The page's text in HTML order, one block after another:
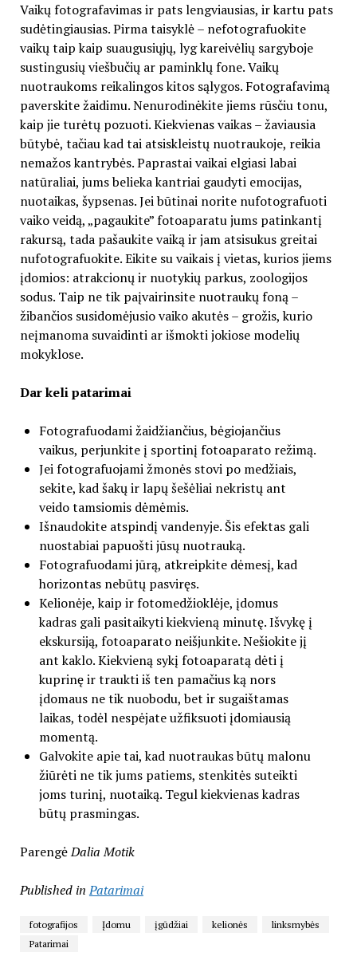
Vaikų fotografavimas ir pats lengviausias, ir kartu pats
sudėtingiausias. Pirma taisyklė – nefotografuokite
vaikų taip kaip suaugusiųjų, lyg kareivėlių sargyboje
sustingusių viešbučių ar paminklų fone. Vaikų
nuotraukoms reikalingos kitos sąlygos. Fotografavimą
paverskite žaidimu. Nenurodinėkite jiems rūsčiu tonu,
kaip jie turėtų pozuoti. Kiekvienas vaikas – žaviausia
būtybė, tačiau kad tai atsiskleistų nuotraukoje, reikia
nemažos kantrybės. Paprastai vaikai elgiasi labai
natūraliai, jums belieka kantriai gaudyti emocijas,
nuotaikas, šypsenas. Jei būtinai norite nufotografuoti
vaiko veidą, „pagaukite” fotoaparatu jums patinkantį
rakursą, tada pašaukite vaiką ir jam atsisukus greitai
nufotografuokite. Eikite su vaikais į vietas, kurios jiems
įdomios: atrakcionų ir nuotykių parkus, zoologijos
sodus. Taip ne tik paįvairinsite nuotraukų foną –
žibančios susidomėjusio vaiko akutės – grožis, kurio
neįmanoma suvaidinti ar išmokti jokiose modelių
mokyklose.
Dar keli patarimai
Fotografuodami žaidžiančius, bėgiojančius
vaikus, perjunkite į sportinį fotoaparato režimą.
Jei fotografuojami žmonės stovi po medžiais,
sekite, kad šakų ir lapų šešėliai nekristų ant
veido tamsiomis dėmėmis.
Išnaudokite atspindį vandenyje. Šis efektas gali
nuostabiai papuošti jūsų nuotrauką.
Fotografuodami jūrą, atkreipkite dėmesį, kad
horizontas nebūtų pasviręs.
Kelionėje, kaip ir fotomedžioklėje, įdomus
kadras gali pasitaikyti kiekvieną minutę. Išvykę į
ekskursiją, fotoaparato neišjunkite. Nešiokite jį
ant kaklo. Kiekvieną sykį fotoaparatą dėti į
kuprinę ir traukti iš ten pamačius ką nors
įdomaus ne tik nuobodu, bet ir sugaištamas
laikas, todėl nespėjate užfiksuoti įdomiausią
momentą.
Galvokite apie tai, kad nuotraukas būtų malonu
žiūrėti ne tik jums patiems, stenkitės suteikti
joms turinį, nuotaiką. Tegul kiekvienas kadras
būtų prasmingas.
ParengėDalia Motik
Published in Patarimai
fotografijos Įdomu įgūdžiai kelionės
linksmybės
Patarimai